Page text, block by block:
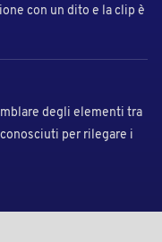
con un dito e la clip è
degli elementi tra
per rilegare i